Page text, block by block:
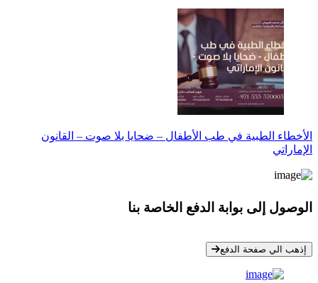
الأخطاء الطبية في طب الأطفال – ضحايا بلا صوت – القانون
الإماراتي
الوصول إلى بوابة الدفع الخاصة بنا
إذهب الي صفحة الدفع